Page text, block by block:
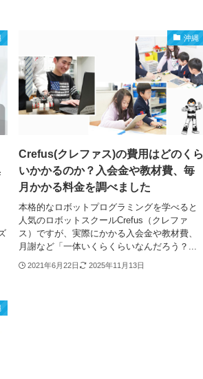
沖縄
Crefus(クレファス)の費用はどのくら
いかかるのか？入会金や教材費、毎
月かかる料金を調べました
本格的なロボットプログラミングを学べると
人気のロボットスクールCrefus（クレファ
ス）ですが、実際にかかる入会金や教材費、
月謝など「一体いくらくらいなんだろう？...
2021年6月22日 2025年11月13日